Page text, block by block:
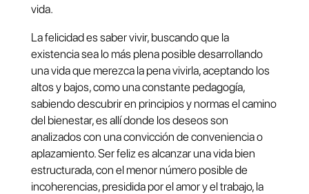
vida.
La felicidad es saber vivir, buscando que la
existencia sea lo más plena posible desarrollando
una vida que merezca la pena vivirla, aceptando los
altos y bajos, como una constante pedagogía,
sabiendo descubrir en principios y normas el camino
del bienestar, es allí donde los deseos son
analizados con una convicción de conveniencia o
aplazamiento. Ser feliz es alcanzar una vida bien
estructurada, con el menor número posible de
incoherencias, presidida por el amor y el trabajo, la